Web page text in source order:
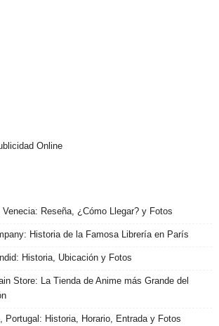
Online
Venecia: Reseña, ¿Cómo Llegar? y Fotos
Historia de la Famosa Librería en París
Historia, Ubicación y Fotos
Store: La Tienda de Anime más Grande del
Portugal: Historia, Horario, Entrada y Fotos